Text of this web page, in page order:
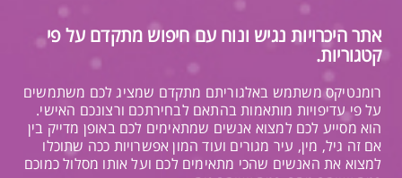
אתר היכרויות נגיש ונוח עם חיפוש מתקדם על פי
קטגוריות.
רומנטיקס משתמש באלגוריתם מתקדם שמציג לכם משתמשים
על פי עדיפויות מותאמות בהתאם לבחירתכם ורצונכם האישי.
הוא מסייע לכם למצוא אנשים שמתאימים לכם באופן מדייק בין
אם זה גיל, מין, עיר מגורים ועוד המון אפשרויות ככה שתוכלו
למצוא את האנשים שהכי מתאימים לכם ועל אותו מסלול כמוכם